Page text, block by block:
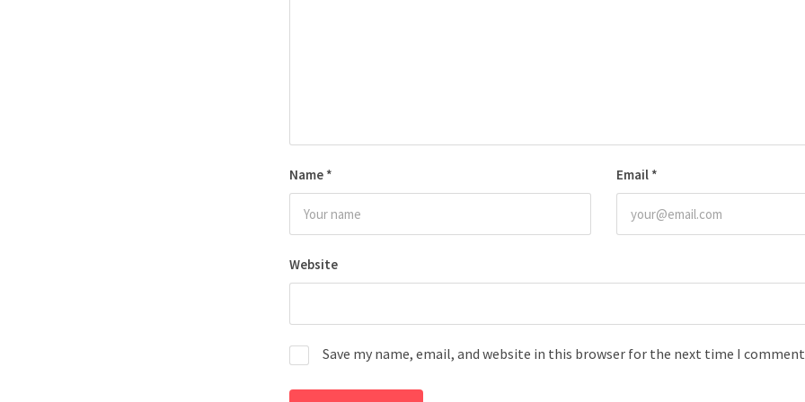
Name * Email *
Website
Save my name, email, and website in this browser for the next time I